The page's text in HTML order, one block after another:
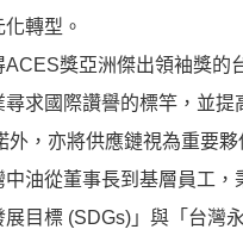
轉型。
獎亞洲傑出領袖獎的
尋求國際讚譽的標竿，並
外，亦將供應鏈視為重要
油從董事長到基層員工
展目標 (SDGs)」與「台